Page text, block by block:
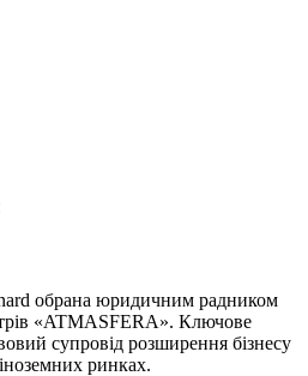
обрана юридичним радником
«ATMASFERA». Ключове
супровід розширення бізнесу
ринках.